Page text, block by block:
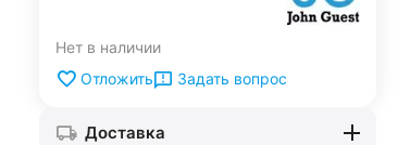
Нет в наличии
Отложить
Задать вопрос
Доставка